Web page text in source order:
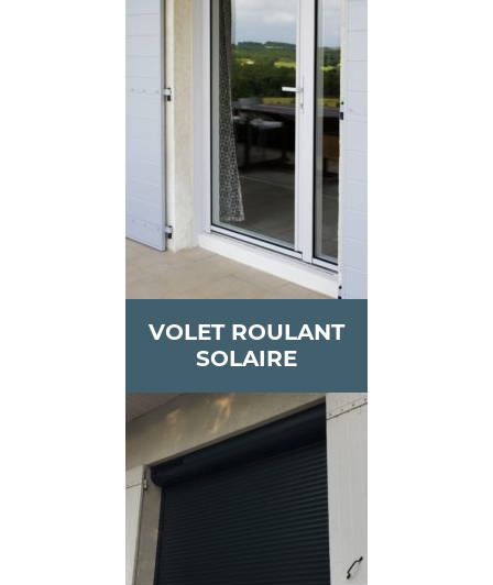
VOLET ROULANT
SOLAIRE